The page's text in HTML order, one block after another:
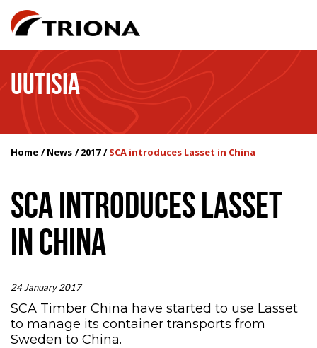
UUTISIA
Home News 2017 SCA introduces Lasset in China
SCA INTRODUCES LASSET
IN CHINA
24 January 2017
SCA Timber China have started to use Lasset
to manage its container transports from
Sweden to China.